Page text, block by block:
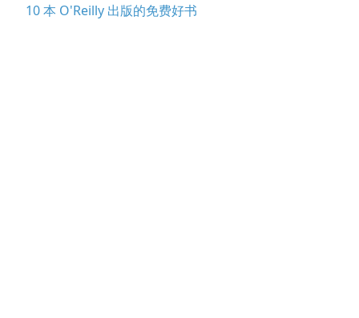
10 本 O'Reilly 出版的免费好书